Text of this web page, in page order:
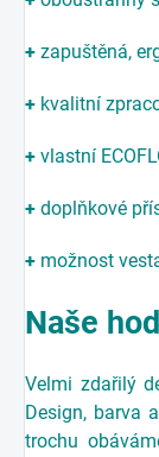
+ zapuštěná,
+ kvalitní
+ vlastní
+ doplňkové
+ možnost
Naše
Velmi zdařilý
Design, barva
trochu